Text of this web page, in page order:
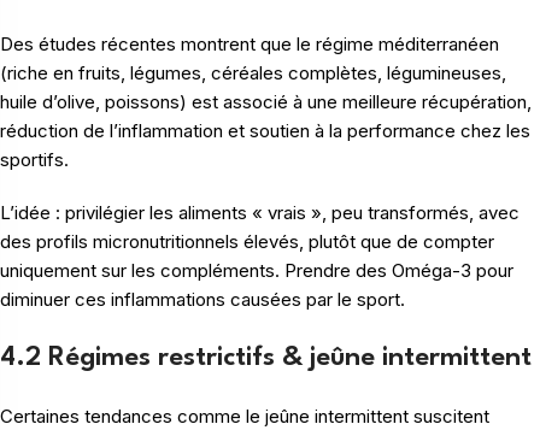
Des études récentes montrent que le régime méditerranéen
(riche en fruits, légumes, céréales complètes, légumineuses,
huile d’olive, poissons) est associé à une meilleure récupération,
réduction de l’inflammation et soutien à la performance chez les
sportifs.
L’idée : privilégier les aliments « vrais », peu transformés, avec
des profils micronutritionnels élevés, plutôt que de compter
uniquement sur les compléments. Prendre des Oméga-3 pour
diminuer ces inflammations causées par le sport.
4.2 Régimes restrictifs & jeûne intermittent
Certaines tendances comme le jeûne intermittent suscitent